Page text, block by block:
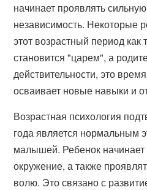
начинает проявлять
независимость. Некоторые
этот возрастный период как
становится "царем", а
действительности, это
осваивает новые навыки и
Возрастная психология
года является нормальным
малышей. Ребенок начинает
окружение, а также
волю. Это связано с